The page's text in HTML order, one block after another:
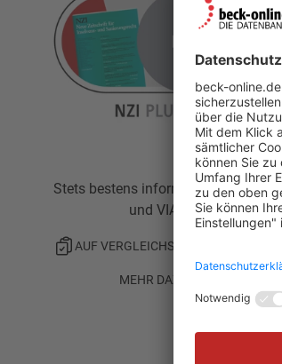
Stets bestens informiert mit NZI
und VIA
AUF VERGLEICHSLISTE SETZEN
MEHR DAZU